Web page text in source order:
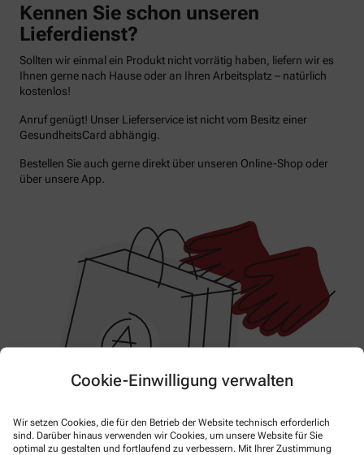
Cookie-Einwilligung verwalten
Wir setzen Cookies, die für den Betrieb der Website technisch erforderlich
sind. Darüber hinaus verwenden wir Cookies, um unsere Website für Sie
optimal zu gestalten und fortlaufend zu verbessern. Mit Ihrer Zustimmung
Kennen Sie schon unseren
Lieferdienst?
Sollten wir einmal ein Produkt nicht vorrätig haben, liefern wir es
Ihnen gerne nach Hause oder an Ihren Arbeitsplatz – natürlich
kostenlos!
Anruf genügt! Unser Lieferservice ist nicht vom Besitz einer
GesundheitsCard abhängig.
Bestellen Sie auch gerne direkt über unseren Online-Shop oder
über unsere App.